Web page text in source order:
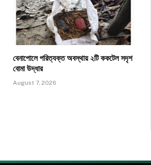
​বেনাপোলে পরিত্যক্ত অবস্থায় ২টি ককটেল সদৃশ
বোমা উদ্ধার
August 7, 2026